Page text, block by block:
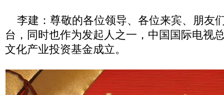
李建：尊敬的各位领导、各位来宾、朋友
台，同时也作为发起人之一，中国国际电视
文化产业投资基金成立。